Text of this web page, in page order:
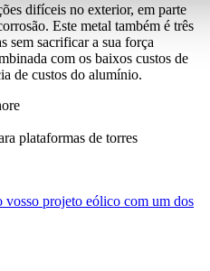
difíceis no exterior, em parte
Este metal também é três
sem sacrificar a sua força
com os baixos custos de
de custos do alumínio.
plataformas de torres
vosso projeto eólico com um dos